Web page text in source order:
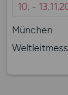
10. -
München